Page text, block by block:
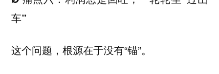
车”
这个问题，根源在于没有“锚”。